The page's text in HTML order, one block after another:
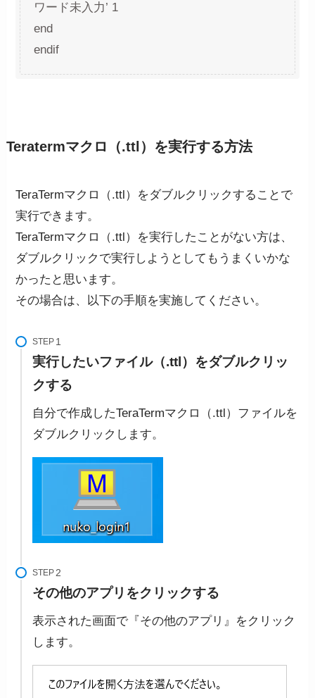
ワード未入力’ 1
end
endif
Teratermマクロ（.ttl）を実行する方法
TeraTermマクロ（.ttl）をダブルクリックすることで
実行できます。
TeraTermマクロ（.ttl）を実行したことがない方は、
ダブルクリックで実行しようとしてもうまくいかな
かったと思います。
その場合は、以下の手順を実施してください。
STEP
実行したいファイル（.ttl）をダブルクリッ
クする
自分で作成したTeraTermマクロ（.ttl）ファイルを
ダブルクリックします。
STEP
その他のアプリをクリックする
表示された画面で『その他のアプリ』をクリック
します。